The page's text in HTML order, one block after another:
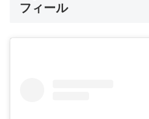
フィール